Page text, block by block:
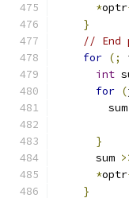
*optr
}
// End
for (;
int
for (
        sum
}
      sum
*optr
}